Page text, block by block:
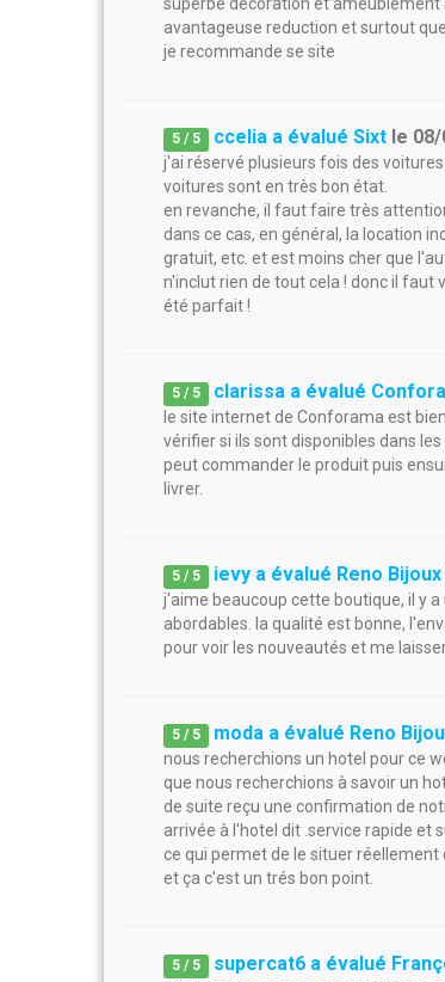
avantageuse reduction et surtout
je recommande se site
5 / 5 ccelia a évalué Sixt le
j'ai réservé plusieurs fois des
voitures sont en très bon état.
en revanche, il faut faire très
dans ce cas, en général, la location
gratuit, etc. et est moins cher que
n'inclut rien de tout cela ! donc il faut
été parfait !
5 / 5 clarissa a évalué
le site internet de Conforama est
vérifier si ils sont disponibles dans
peut commander le produit puis
livrer.
5 / 5 ievy a évalué Reno Bijoux
j'aime beaucoup cette boutique, il y
abordables. la qualité est bonne,
pour voir les nouveautés et me
5 / 5 moda a évalué Reno
nous recherchions un hotel pour ce
que nous recherchions à savoir un
de suite reçu une confirmation de
arrivée à l'hotel dit .service rapide et
ce qui permet de le situer
et ça c'est un trés bon point.
5 / 5 supercat6 a évalué